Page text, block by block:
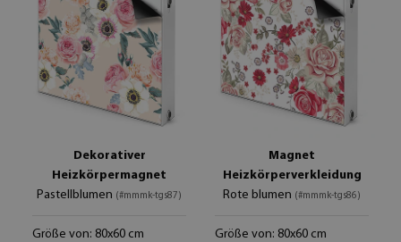
Dekorativer
Heizkörpermagnet
Pastellblumen (#mmmk-tgs87)
Größe von: 80x60 cm
Magnet
Heizkörperverkleidung
Rote blumen (#mmmk-tgs86)
Größe von: 80x60 cm